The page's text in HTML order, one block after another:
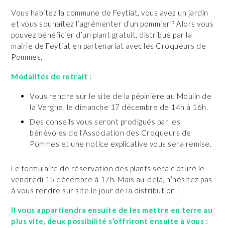
Vous habitez la commune de Feytiat, vous avez un jardin
et vous souhaitez l’agrémenter d’un pommier ? Alors vous
pouvez bénéficier d’un plant gratuit, distribué par la
mairie de Feytiat en partenariat avec les Croqueurs de
Pommes.
Modalités de retrait :
Vous rendre sur le site de la pépinière au Moulin de
la Vergne, le dimanche 17 décembre de 14h à 16h.
Des conseils vous seront prodigués par les
bénévoles de l’Association des Croqueurs de
Pommes et une notice explicative vous sera remise.
Le formulaire de réservation des plants sera clôturé le
vendredi 15 décembre à 17h. Mais au-delà, n’hésitez pas
à vous rendre sur site le jour de la distribution !
Il vous appartiendra ensuite de les mettre en terre au
plus vite, deux possibilité s’offriront ensuite à vous :